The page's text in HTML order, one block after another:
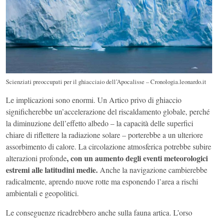
Scienziati preoccupati per il ghiacciaio dell’Apocalisse – Cronologia.leonardo.it
Le implicazioni sono enormi. Un Artico privo di ghiaccio
significherebbe un’accelerazione del riscaldamento globale, perché
la diminuzione dell’effetto albedo – la capacità delle superfici
chiare di riflettere la radiazione solare – porterebbe a un ulteriore
assorbimento di calore. La circolazione atmosferica potrebbe subire
alterazioni profonde, con un aumento degli eventi meteorologici
estremi alle latitudini medie. Anche la navigazione cambierebbe
radicalmente, aprendo nuove rotte ma esponendo l’area a rischi
ambientali e geopolitici.
Le conseguenze ricadrebbero anche sulla fauna artica. L’orso